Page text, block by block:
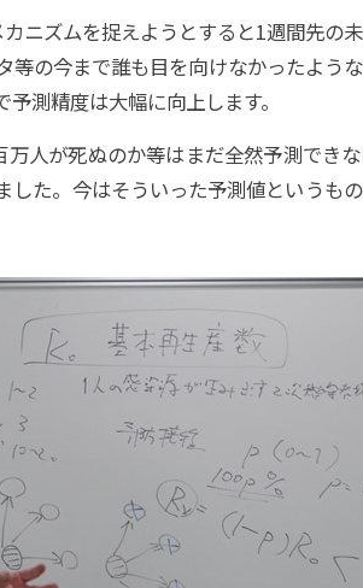
ニズムを捉えようとすると1週間先の
等の今まで誰も目を向けなかったよう
測精度は大幅に向上します。
人が死ぬのか等はまだ全然予測でき
した。今はそういった予測値というも